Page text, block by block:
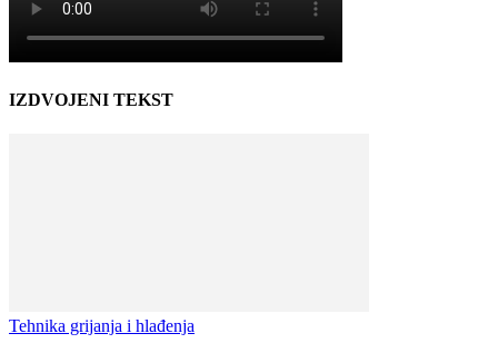
IZDVOJENI TEKST
Tehnika grijanja i hlađenja